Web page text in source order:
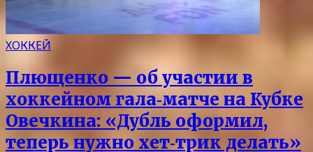
ХОККЕЙ
Плющенко — об участии в
хоккейном гала‑матче на Кубке
Овечкина: «Дубль оформил,
теперь нужно хет‑трик делать»